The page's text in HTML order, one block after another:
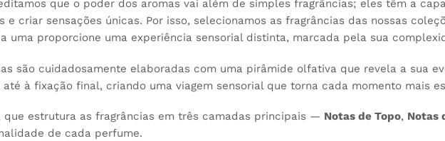
que o poder dos aromas vai além de simples fragrâncias; eles têm a
e criar sensações únicas. Por isso, selecionamos as fragrâncias das nossas
uma proporcione uma experiência sensorial distinta, marcada pela sua
são cuidadosamente elaboradas com uma pirâmide olfativa que revela a sua
à fixação final, criando uma viagem sensorial que torna cada momento mais
que estrutura as fragrâncias em três camadas principais — Notas de Topo, Notas
de cada perfume.